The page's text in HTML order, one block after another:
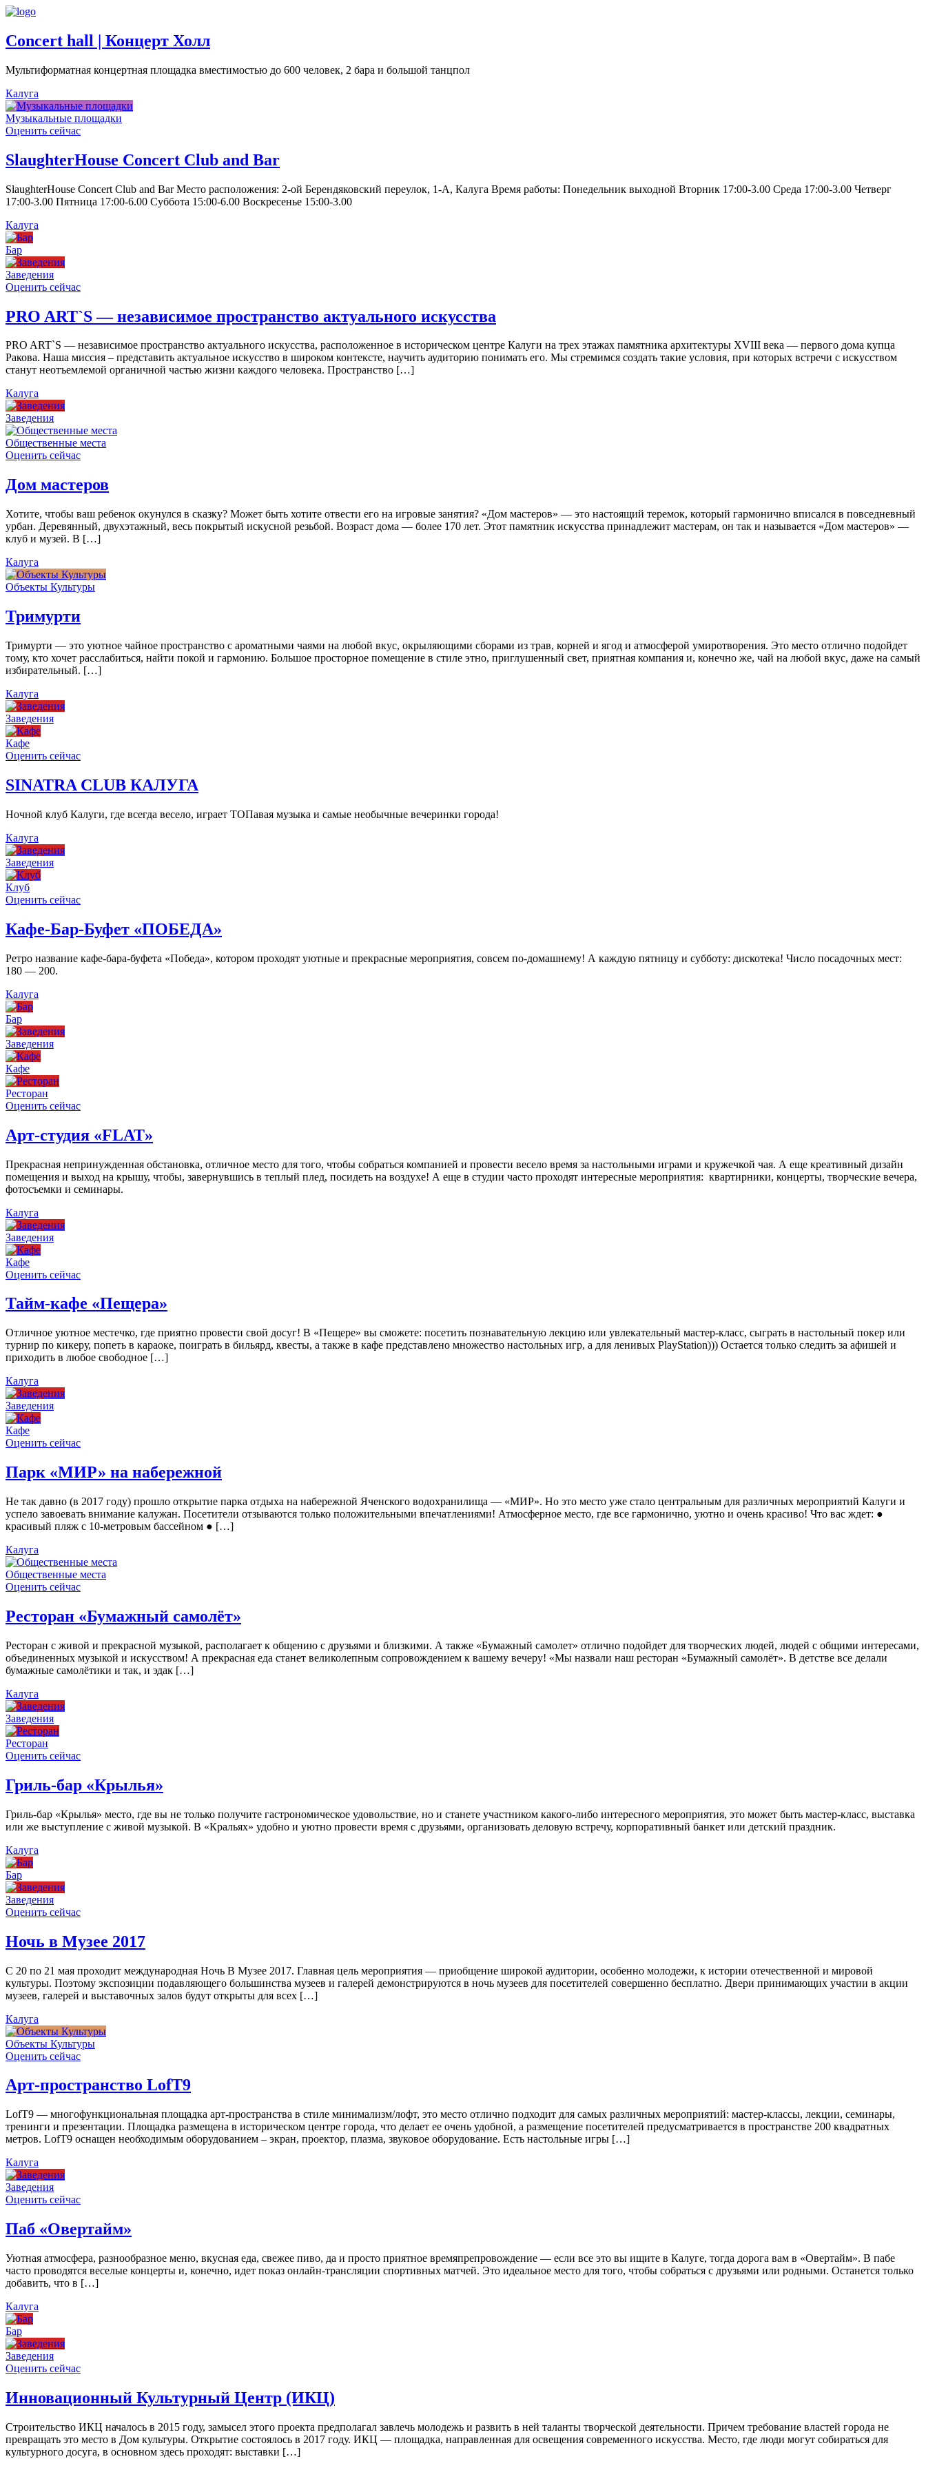
Concert hall | Концерт Холл
Мультиформатная концертная площадка вместимостью до 600 человек, 2 бара и большой танцпол
Калуга
Музыкальные площадки
Оценить сейчас
SlaughterHouse Concert Club and Bar
SlaughterHouse Concert Club and Bar Место расположения: 2-ой Берендяковский переулок, 1-А, Калуга Время работы: Понедельник выходной Вторник 17:00-3.00 Среда 17:00-3.00 Четверг
17:00-3.00 Пятница 17:00-6.00 Суббота 15:00-6.00 Воскресенье 15:00-3.00
Калуга
Бар
Заведения
Оценить сейчас
PRO ART`S — независимое пространство актуального искусства
PRO ART`S — независимое пространство актуального искусства, расположенное в историческом центре Калуги на трех этажах памятника архитектуры XVIII века — первого дома купца
Ракова. Наша миссия – представить актуальное искусство в широком контексте, научить аудиторию понимать его. Мы стремимся создать такие условия, при которых встречи с искусством
станут неотъемлемой органичной частью жизни каждого человека. Пространство […]
Калуга
Заведения
Общественные места
Оценить сейчас
Дом мастеров
Хотите, чтобы ваш ребенок окунулся в сказку? Может быть хотите отвести его на игровые занятия? «Дом мастеров» — это настоящий теремок, который гармонично вписался в повседневный
урбан. Деревянный, двухэтажный, весь покрытый искусной резьбой. Возраст дома — более 170 лет. Этот памятник искусства принадлежит мастерам, он так и называется «Дом мастеров» —
клуб и музей. В […]
Калуга
Объекты Культуры
Тримурти
Тримурти — это уютное чайное пространство с ароматными чаями на любой вкус, окрыляющими сборами из трав, корней и ягод и атмосферой умиротворения. Это место отлично подойдет
тому, кто хочет расслабиться, найти покой и гармонию. Большое просторное помещение в стиле этно, приглушенный свет, приятная компания и, конечно же, чай на любой вкус, даже на самый
избирательный. […]
Калуга
Заведения
Кафе
Оценить сейчас
SINATRA CLUB КАЛУГА
Ночной клуб Калуги, где всегда весело, играет ТОПавая музыка и самые необычные вечеринки города!
Калуга
Заведения
Клуб
Оценить сейчас
Кафе-Бар-Буфет «ПОБЕДА»
Ретро название кафе-бара-буфета «Победа», котором проходят уютные и прекрасные мероприятия, совсем по-домашнему! А каждую пятницу и субботу: дискотека! Число посадочных мест:
180 — 200.
Калуга
Бар
Заведения
Кафе
Ресторан
Оценить сейчас
Арт-студия «FLAT»
Прекрасная непринужденная обстановка, отличное место для того, чтобы собраться компанией и провести весело время за настольными играми и кружечкой чая. А еще креативный дизайн
помещения и выход на крышу, чтобы, завернувшись в теплый плед, посидеть на воздухе! А еще в студии часто проходят интересные мероприятия: квартирники, концерты, творческие вечера,
фотосъемки и семинары.
Калуга
Заведения
Кафе
Оценить сейчас
Тайм-кафе «Пещера»
Отличное уютное местечко, где приятно провести свой досуг! В «Пещере» вы сможете: посетить познавательную лекцию или увлекательный мастер-класс, сыграть в настольный покер или
турнир по кикеру, попеть в караоке, поиграть в бильярд, квесты, а также в кафе представлено множество настольных игр, а для ленивых PlayStation))) Остается только следить за афишей и
приходить в любое свободное […]
Калуга
Заведения
Кафе
Оценить сейчас
Парк «МИР» на набережной
Не так давно (в 2017 году) прошло открытие парка отдыха на набережной Яченского водохранилища — «МИР». Но это место уже стало центральным для различных мероприятий Калуги и
успело завоевать внимание калужан. Посетители отзываются только положительными впечатлениями! Атмосферное место, где все гармонично, уютно и очень красиво! Что вас ждет: ●
красивый пляж с 10-метровым бассейном ● […]
Калуга
Общественные места
Оценить сейчас
Ресторан «Бумажный самолёт»
Ресторан с живой и прекрасной музыкой, располагает к общению с друзьями и близкими. А также «Бумажный самолет» отлично подойдет для творческих людей, людей с общими интересами,
объединенных музыкой и искусством! А прекрасная еда станет великолепным сопровождением к вашему вечеру! «Мы назвали наш ресторан «Бумажный самолёт». В детстве все делали
бумажные самолётики и так, и эдак […]
Калуга
Заведения
Ресторан
Оценить сейчас
Гриль-бар «Крылья»
Гриль-бар «Крылья» место, где вы не только получите гастрономическое удовольствие, но и станете участником какого-либо интересного мероприятия, это может быть мастер-класс, выставка
или же выступление с живой музыкой. В «Кральях» удобно и уютно провести время с друзьями, организовать деловую встречу, корпоративный банкет или детский праздник.
Калуга
Бар
Заведения
Оценить сейчас
Ночь в Музее 2017
С 20 по 21 мая проходит международная Ночь В Музее 2017. Главная цель мероприятия — приобщение широкой аудитории, особенно молодежи, к истории отечественной и мировой
культуры. Поэтому экспозиции подавляющего большинства музеев и галерей демонстрируются в ночь музеев для посетителей совершенно бесплатно. Двери принимающих участии в акции
музеев, галерей и выставочных залов будут открыты для всех […]
Калуга
Объекты Культуры
Оценить сейчас
Арт-пространство LofT9
LofT9 — многофункциональная площадка арт-пространства в стиле минимализм/лофт, это место отлично подходит для самых различных мероприятий: мастер-классы, лекции, семинары,
тренинги и презентации. Площадка размещена в историческом центре города, что делает ее очень удобной, а размещение посетителей предусматривается в пространстве 200 квадратных
метров. LofT9 оснащен необходимым оборудованием – экран, проектор, плазма, звуковое оборудование. Есть настольные игры […]
Калуга
Заведения
Оценить сейчас
Паб «Овертайм»
Уютная атмосфера, разнообразное меню, вкусная еда, свежее пиво, да и просто приятное времяпрепровождение — если все это вы ищите в Калуге, тогда дорога вам в «Овертайм». В пабе
часто проводятся веселые концерты и, конечно, идет показ онлайн-трансляции спортивных матчей. Это идеальное место для того, чтобы собраться с друзьями или родными. Останется только
добавить, что в […]
Калуга
Бар
Заведения
Оценить сейчас
Инновационный Культурный Центр (ИКЦ)
Строительство ИКЦ началось в 2015 году, замысел этого проекта предполагал завлечь молодежь и развить в ней таланты творческой деятельности. Причем требование властей города не
превращать это место в Дом культуры. Открытие состоялось в 2017 году. ИКЦ — площадка, направленная для освещения современного искусства. Место, где люди могут собираться для
культурного досуга, в основном здесь проходят: выставки […]